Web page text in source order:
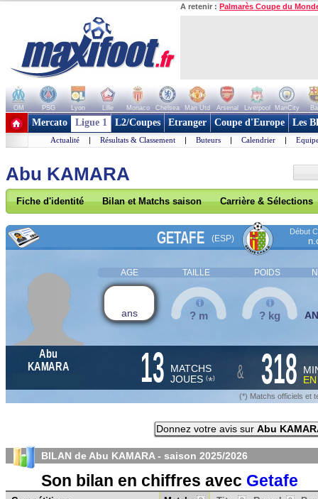
A retenir : Palmarès Coupe du
OM PSG Lyon Lille Monaco Chelsea Man Utd Arsenal Liverpool ManCity
+ de clubs
Mercato Ligue 1 L2/Coupes Etranger Coupe d'Europe Les
Actualité | Résultats & Classement | Buteurs | Calendrier |
Abu KAMARA
Fiche d'identité Bilan et Matchs saison Carrière & Sélections
GETAFE (ESP)
Début
AGE TAILLE POIDS
ans ? m ? kg
Abu
KAMARA
13 MATCHS
JOUES (*) & 318
(*) Matchs officiels et
Donnez votre avis sur Abu
BILAN de Abu KAMARA - saison 2025/2026
Son bilan en chiffres avec Getafe